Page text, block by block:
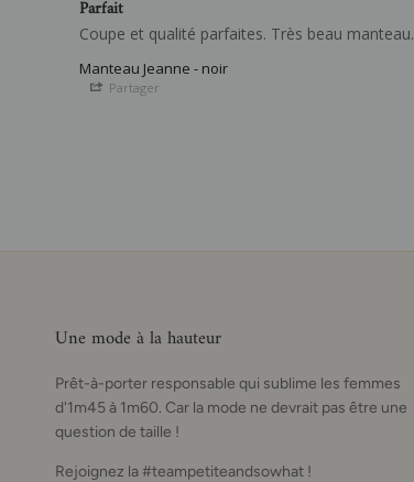
Parfait
Coupe et qualité parfaites. Très beau manteau.
Manteau Jeanne - noir
Partager
Une mode à la hauteur
Prêt-à-porter responsable qui sublime les femmes
d'1m45 à 1m60. Car la mode ne devrait pas être une
question de taille !
Rejoignez la #teampetiteandsowhat !